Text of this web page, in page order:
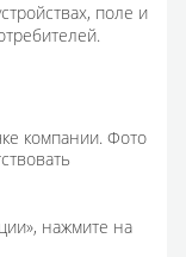
поле и
компании. Фото
нажмите на